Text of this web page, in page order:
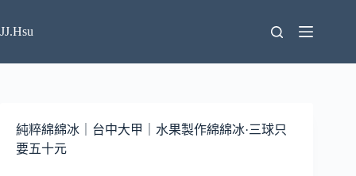
至
要
JJ.Hsu
純粹綿綿冰｜台中大甲｜水果製作綿綿冰·三球只
要五十元